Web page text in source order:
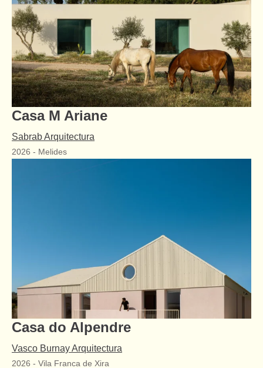
Casa M Ariane
Sabrab Arquitectura
2026 - Melides
Casa do Alpendre
Vasco Burnay Arquitectura
2026 - Vila Franca de Xira